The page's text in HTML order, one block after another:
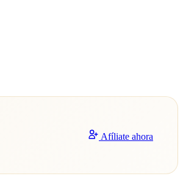
Afíliate ahora